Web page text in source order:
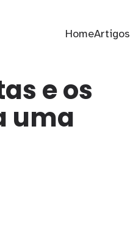
HomeArtigos
e os
uma